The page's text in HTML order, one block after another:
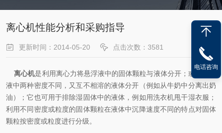
离心机性能分析和采购指导
更新时间：2014-05-20 点击次数：3581
离心机是利用离心力将悬浮液中的固体颗粒与液体分开；或将乳浊
液中两种密度不同，又互不相溶的液体分开（例如从牛奶中分离出奶
油）；它也可用于排除湿固体中的液体，例如用洗衣机甩干湿衣服；
利用不同密度或粒度的固体颗粒在液体中沉降速度不同的特点对固体
颗粒按密度或粒度进行分级。
电话咨询